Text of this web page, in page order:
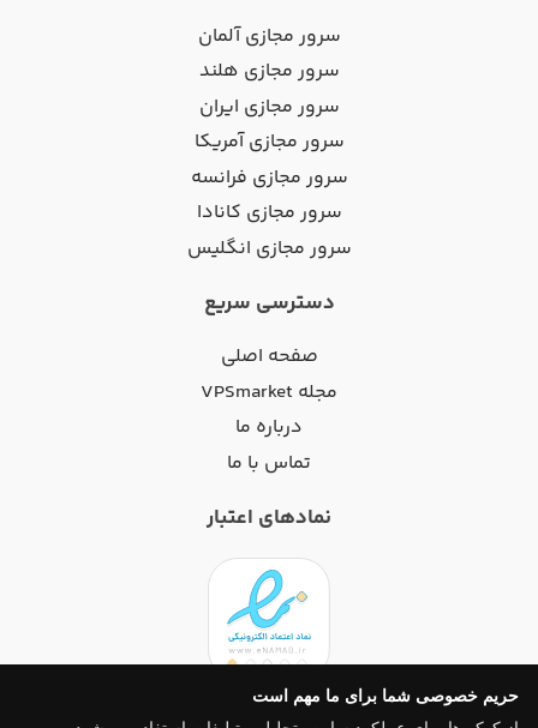
سرور مجازی آلمان
سرور مجازی هلند
سرور مجازی ایران
سرور مجازی آمریکا
سرور مجازی فرانسه
سرور مجازی کانادا
سرور مجازی انگلیس
دسترسی سریع
صفحه اصلی
مجله VPSmarket
درباره ما
تماس با ما
نمادهای اعتبار
حریم خصوصی شما برای ما مهم است